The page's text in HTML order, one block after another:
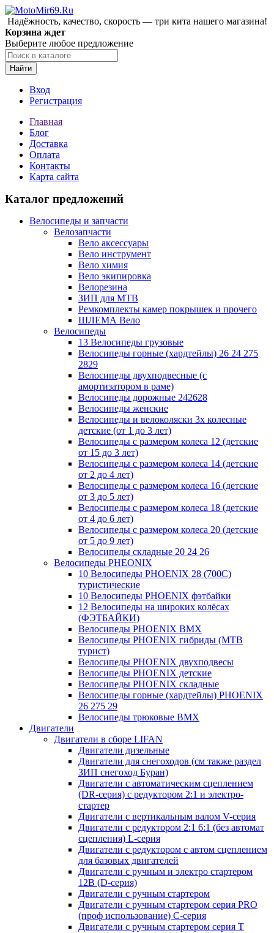
Надёжность, качество, скорость — три кита нашего магазина!
Корзина ждет
Выберите любое предложение
Найти
Вход
Регистрация
Главная
Блог
Доставка
Оплата
Контакты
Карта сайта
Каталог предложений
Велосипеды и запчасти
Велозапчасти
Вело аксессуары
Вело инструмент
Вело химия
Вело экипировка
Велорезина
ЗИП для MTB
Ремкомплекты камер покрышек и прочего
ШЛЕМА Вело
Велосипеды
13 Велосипеды грузовые
Велосипеды горные (хардтейлы) 26 24 275
2829
Велосипеды двухподвесные (с
амортизатором в раме)
Велосипеды дорожные 242628
Велосипеды женские
Велосипеды и велоколяски 3х колесные
детские (от 1 до 3 лет)
Велосипеды с размером колеса 12 (детские
от 15 до 3 лет)
Велосипеды с размером колеса 14 (детские
от 2 до 4 лет)
Велосипеды с размером колеса 16 (детские
от 3 до 5 лет)
Велосипеды с размером колеса 18 (детские
от 4 до 6 лет)
Велосипеды с размером колеса 20 (детские
от 5 до 9 лет)
Велосипеды складные 20 24 26
Велосипеды PHEONIX
10 Велосипеды PHOENIX 28 (700С)
туристические
10 Велосипеды PHOENIX фэтбайки
12 Велосипеды на широких колёсах
(ФЭТБАЙКИ)
Велосипеды PHOENIX BMX
Велосипеды PHOENIX гибриды (MTB
турист)
Велосипеды PHOENIX двухподвесы
Велосипеды PHOENIX детские
Велосипеды PHOENIX складные
Велосипеды горные (хардтейлы) PHOENIX
26 275 29
Велосипеды трюковые BMX
Двигатели
Двигатели в сборе LIFAN
Двигатели дизельные
Двигатели для снегоходов (см также раздел
ЗИП снегоход Буран)
Двигатели с автоматическим сцеплением
(DR-серия) с редуктором 2:1 и электро-
стартер
Двигатели с вертикальным валом V-серия
Двигатели с редуктором 2:1 6:1 (без автомат
сцепления) L-серия
Двигатели с редуктором с автом сцеплением
для базовых двигателей
Двигатели с ручным и электро стартером
12В (D-серия)
Двигатели с ручным стартером
Двигатели с ручным стартером серия PRO
(проф использование) C-серия
Двигатели с ручным стартером серия Т